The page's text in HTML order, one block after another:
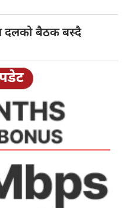
दलको बैठक बस्दै